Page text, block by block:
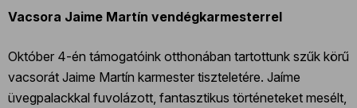
Vacsora Jaime Martín vendégkarmesterrel
Október 4-én támogatóink otthonában tartottunk szűk körű
vacsorát Jaime Martín karmester tiszteletére. Jaíme
üvegpalackkal fuvolázott, fantasztikus történeteket mesélt,